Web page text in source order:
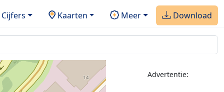
Cijfers Kaarten Meer Download
Advertentie: